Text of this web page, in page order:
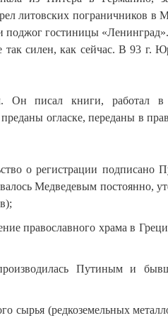
литовских пограничников в
поджог гостиницы «Ленинград».
так силен, как сейчас. В 93 г.
Он писал книги, работал
огласке, переданы в
о регистрации подписано
Медведевым постоянно,
православного храма в
Путиным и
сырья (редкоземельных